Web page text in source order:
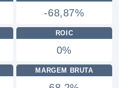
-68,87%
ROIC
0%
MARGEM BRUTA